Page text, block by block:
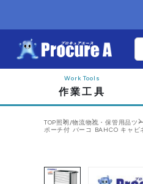
作業工具
TOP照明/物流物流・保管用品ツ
ポーチ付 バーコ BAHCO キャ